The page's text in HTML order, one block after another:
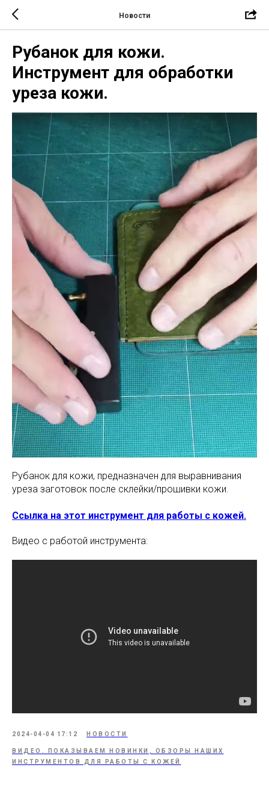
Новости
Рубанок для кожи.
Инструмент для обработки
уреза кожи.
Рубанок для кожи, предназначен для выравнивания
уреза заготовок после склейки/прошивки кожи.
Ссылка на этот инструмент для работы с кожей.
Видео с работой инструмента:
2024-04-04 17:12 НОВОСТИ
ВИДЕО. ПОКАЗЫВАЕМ НОВИНКИ, ОБЗОРЫ НАШИХ
ИНСТРУМЕНТОВ ДЛЯ РАБОТЫ С КОЖЕЙ